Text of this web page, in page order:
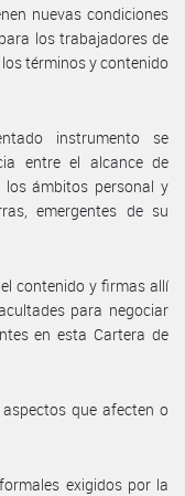
nuevas condiciones
los trabajadores de
términos y contenido
instrumento se
entre el alcance de
los ámbitos personal y
emergentes de su
contenido y firmas allí
para negociar
en esta Cartera de
que afecten o
exigidos por la